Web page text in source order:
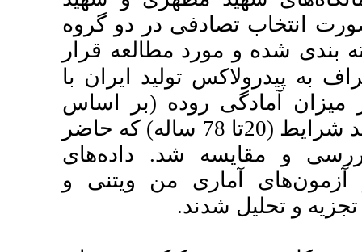
تصادفی در دو گروه
و مورد مطالعه قرار
ایران با
(بر اساس
اوتاوا) در بیماران واجد شرایط (20تا 78 ساله) که حاضر
داده‌های
ویتنی و